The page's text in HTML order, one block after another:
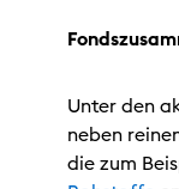
Unter den
neben
die zum